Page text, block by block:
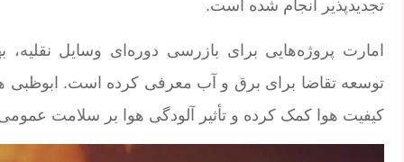
تجدیدپذیر انجام شده است.
امارت پروژه‌هایی برای بازرسی دوره‌ای وسایل نقلیه،
توسعه تقاضا برای برق و آب معرفی کرده است. ابوظبی
کیفیت هوا کمک کرده و تأثیر آلودگی هوا بر سلامت